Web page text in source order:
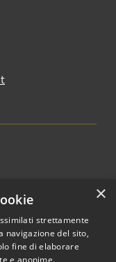
×
strettamente
navigazione del sito,
fine di elaborare
e anonime.